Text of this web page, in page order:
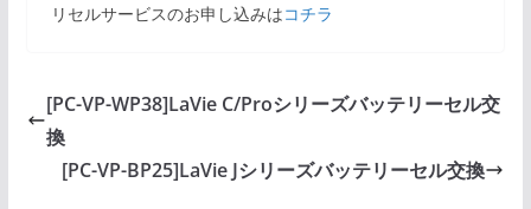
リセルサービスのお申し込みはコチラ
[PC-VP-WP38]LaVie C/Proシリーズバッテリーセル交
換
[PC-VP-BP25]LaVie Jシリーズバッテリーセル交換